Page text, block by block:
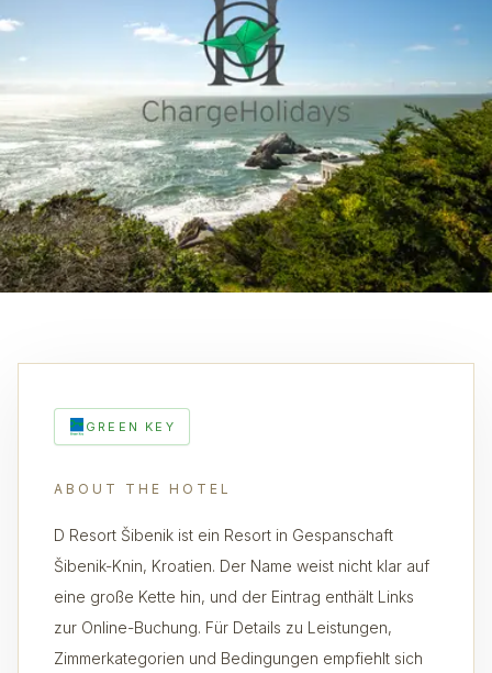
GREEN KEY
ABOUT THE HOTEL
D Resort Šibenik ist ein Resort in Gespanschaft
Šibenik-Knin, Kroatien. Der Name weist nicht klar auf
eine große Kette hin, und der Eintrag enthält Links
zur Online-Buchung. Für Details zu Leistungen,
Zimmerkategorien und Bedingungen empfiehlt sich